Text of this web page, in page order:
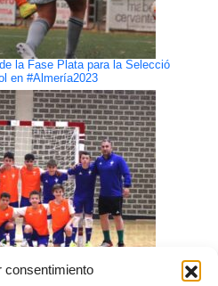
consentimiento
la Fase Plata para la Selecció
en #Almería2023